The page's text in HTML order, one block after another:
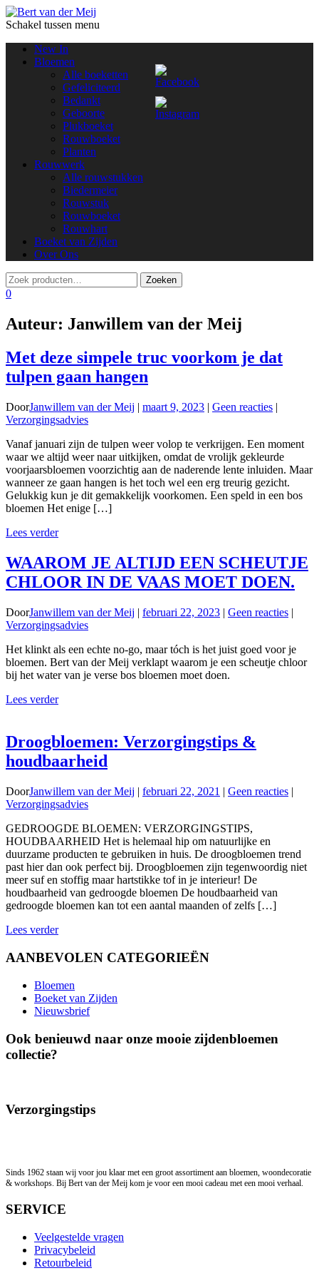
Schakel tussen menu
New In
Bloemen
Alle boeketten
Gefeliciteerd
Bedankt
Geboorte
Plukboeket
Rouwboeket
Planten
Rouwwerk
Alle rouwstukken
Biedermeier
Rouwstuk
Rouwboeket
Rouwhart
Boeket van Zijden
Over Ons
0
Auteur: Janwillem van der Meij
Met deze simpele truc voorkom je dat
tulpen gaan hangen
DoorJanwillem van der Meij | maart 9, 2023 | Geen reacties |
Verzorgingsadvies
Vanaf januari zijn de tulpen weer volop te verkrijgen. Een moment
waar we altijd weer naar uitkijken, omdat de vrolijk gekleurde
voorjaarsbloemen voorzichtig aan de naderende lente inluiden. Maar
wanneer ze gaan hangen is het toch wel een erg treurig gezicht.
Gelukkig kun je dit gemakkelijk voorkomen. Een speld in een bos
bloemen Het enige […]
Lees verder
WAAROM JE ALTIJD EEN SCHEUTJE
CHLOOR IN DE VAAS MOET DOEN.
DoorJanwillem van der Meij | februari 22, 2023 | Geen reacties |
Verzorgingsadvies
Het klinkt als een echte no-go, maar tóch is het juist goed voor je
bloemen. Bert van der Meij verklapt waarom je een scheutje chloor
bij het water van je verse bos bloemen moet doen.
Lees verder
Droogbloemen: Verzorgingstips &
houdbaarheid
DoorJanwillem van der Meij | februari 22, 2021 | Geen reacties |
Verzorgingsadvies
GEDROOGDE BLOEMEN: VERZORGINGSTIPS,
HOUDBAARHEID Het is helemaal hip om natuurlijke en
duurzame producten te gebruiken in huis. De droogbloemen trend
past hier dan ook perfect bij. Droogbloemen zijn tegenwoordig niet
meer suf en stoffig maar hartstikke tof in je interieur! De
houdbaarheid van gedroogde bloemen De houdbaarheid van
gedroogde bloemen kan tot een aantal maanden of zelfs […]
Lees verder
AANBEVOLEN CATEGORIEËN
Bloemen
Boeket van Zijden
Nieuwsbrief
Ook benieuwd naar onze mooie zijdenbloemen
collectie?
Verzorgingstips
Sinds 1962 staan wij voor jou klaar met een groot assortiment aan bloemen, woondecoratie
& workshops. Bij Bert van der Meij kom je voor een mooi cadeau met een mooi verhaal.
SERVICE
Veelgestelde vragen
Privacybeleid
Retourbeleid